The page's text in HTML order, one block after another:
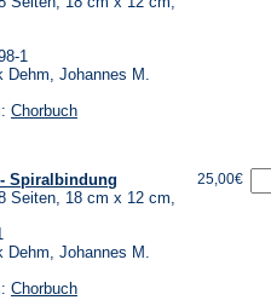
1
Dehm, Johannes M.
Chorbuch
Spiralbindung
Seiten, 18 cm x 12 cm,
Dehm, Johannes M.
Chorbuch
25,00€